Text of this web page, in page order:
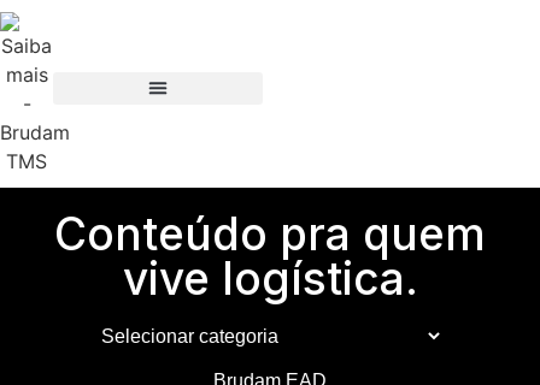
Conteúdo pra quem
vive logística.
Brudam EAD